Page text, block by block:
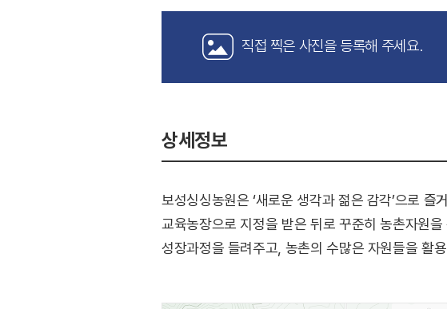
직접 찍은 사진을 등록해 주세요.
상세정보
보성싱싱농원은 ‘새로운 생각과 젊은 감각’으로
교육농장으로 지정을 받은 뒤로 꾸준히 농촌자원
성장과정을 들려주고, 농촌의 수많은 자원들을 활